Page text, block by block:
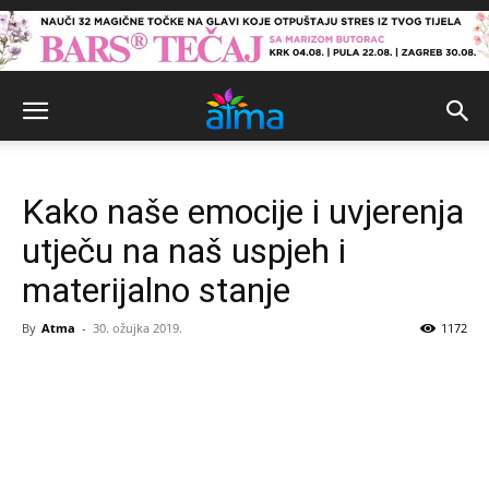
Kako naše emocije i uvjerenja
utječu na naš uspjeh i
materijalno stanje
By Atma - 30. ožujka 2019. 1172